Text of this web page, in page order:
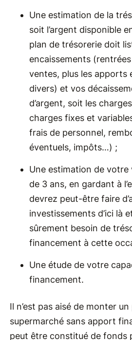
Une estimation de la
soit l’argent disponible
plan de trésorerie doit
encaissements
ventes, plus les apports
divers) et vos
d’argent, soit les
charges fixes et
frais de personnel,
éventuels, impôts…) ;
Une estimation de votre
de 3 ans, en gardant à
devrez peut-être faire
investissements d’ici là
sûrement besoin de
financement à cette
Une étude de votre
financement.
Il n’est pas aisé de monter
supermarché sans apport
peut être constitué de fonds